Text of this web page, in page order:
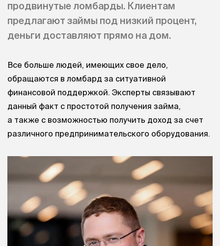
продвинутые ломбарды. Клиентам
предлагают займы под низкий процент,
деньги доставляют прямо на дом.
Все больше людей, имеющих свое дело,
обращаются в ломбард за ситуативной
финансовой поддержкой. Эксперты связывают
данный факт с простотой получения займа,
а также с возможностью получить доход за счет
различного предпринимательского оборудования.